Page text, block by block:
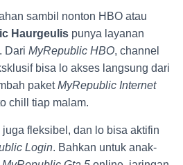
sambil nonton HBO atau
Haurgeulis punya layanan
Dari MyRepublic HBO, channel
bisa lo akses langsung dari
paketMyRepublic Internet
chill tiap malam.
fleksibel, dan lo bisa aktifin
Login. Bahkan untuk anak-